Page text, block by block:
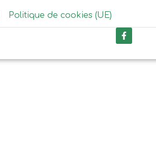
Politique de cookies (UE)